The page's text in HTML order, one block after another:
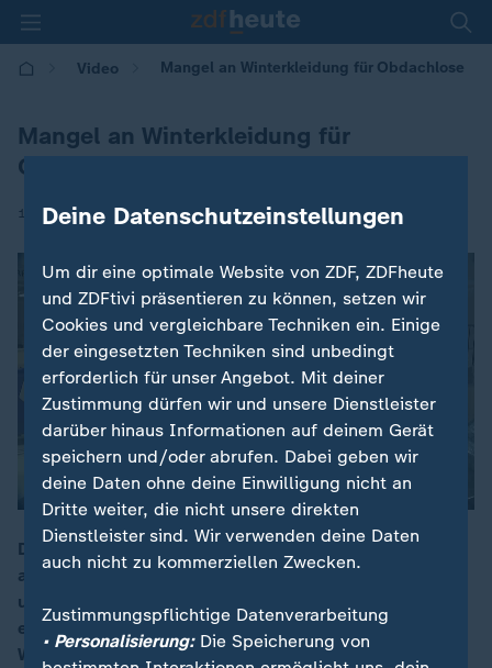
Video Mangel an Winterkleidung für Obdachlose
Mangel an Winterkleidung für
Obdachlose
11.11.2021 | 12:10
Die Regale bei Deutschlands größter Kleiderkammer
am Hamburger Hafen sind teilweise leer. Im Frühjahr
und im Lockdown waren die Lager noch voll, nun fehlt
es an allen Ecken und Enden. Es fehlt besonders an
Winterkleidung.
Deine Datenschutzeinstellungen
Um dir eine optimale Website von ZDF, ZDFheute
und ZDFtivi präsentieren zu können, setzen wir
Cookies und vergleichbare Techniken ein. Einige
der eingesetzten Techniken sind unbedingt
erforderlich für unser Angebot. Mit deiner
Zustimmung dürfen wir und unsere Dienstleister
darüber hinaus Informationen auf deinem Gerät
speichern und/oder abrufen. Dabei geben wir
deine Daten ohne deine Einwilligung nicht an
Dritte weiter, die nicht unsere direkten
Dienstleister sind. Wir verwenden deine Daten
auch nicht zu kommerziellen Zwecken.
Zustimmungspflichtige Datenverarbeitung
• Personalisierung:Die Speicherung von